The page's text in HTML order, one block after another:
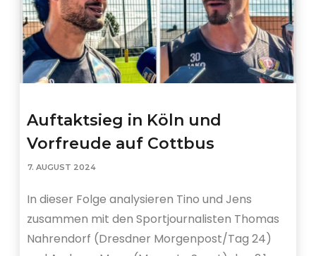
Auftaktsieg in Köln und
Vorfreude auf Cottbus
7. AUGUST 2024
In dieser Folge analysieren Tino und Jens
zusammen mit den Sportjournalisten Thomas
Nahrendorf (Dresdner Morgenpost/Tag 24)